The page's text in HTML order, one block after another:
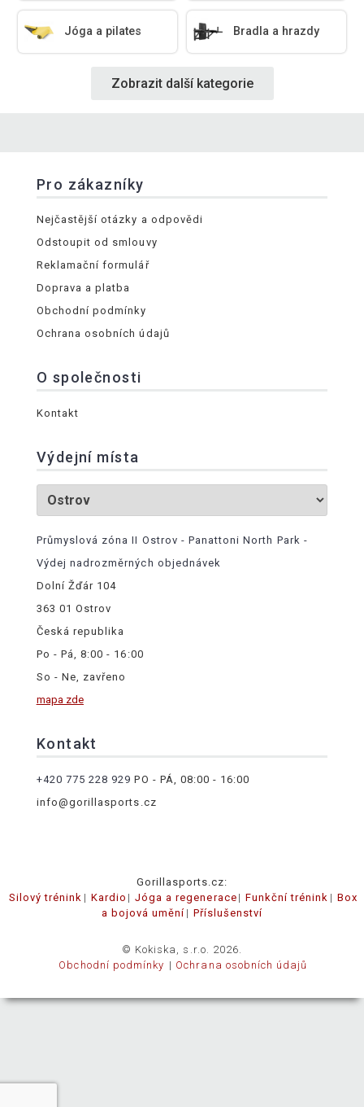
Jóga a pilates Bradla a hrazdy
Zobrazit další kategorie
Pro zákazníky
Nejčastější otázky a odpovědi
Odstoupit od smlouvy
Reklamační formulář
Doprava a platba
Obchodní podmínky
Ochrana osobních údajů
O společnosti
Kontakt
Výdejní místa
Průmyslová zóna II Ostrov - Panattoni North Park -
Výdej nadrozměrných objednávek
Dolní Žďár 104
363 01 Ostrov
Česká republika
Po - Pá, 8:00 - 16:00
So - Ne, zavřeno
mapa zde
Kontakt
+420 775 228 929 PO - PÁ, 08:00 - 16:00
info@gorillasports.cz
Gorillasports.cz:
Silový trénink
Kardio Jóga a regenerace Funkční trénink
Box
a bojová umění
Příslušenství
© Kokiska, s.r.o. 2026.
Obchodní podmínky
Ochrana osobních údajů